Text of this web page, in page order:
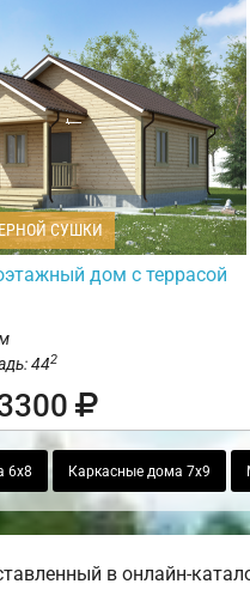
СУШКИ
дом с террасой
442
6х8 Каркасные дома 7х9
в онлайн-